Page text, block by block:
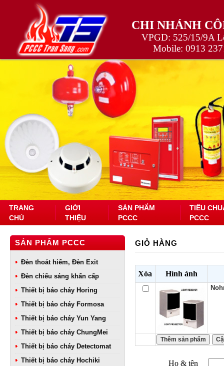
CHI NHÁNH
VPGD: 525/15/9A
Mobile: 0913
TRANG
CHỦ
GIỚI
THIỆU
SẢN PHẨM
PCCC
TIÊU
PCCC
SẢN PHẨM PCCC
Đèn thoát hiểm, Đèn Exit
Đèn chiếu sáng khẩn cấp
Thiết bị báo cháy Horing
Thiết bị báo cháy Formosa
Thiết bị báo cháy Yun Yang
Thiết bị báo cháy ChungMei
Thiết bị báo cháy Detectomat
Thiết bị báo cháy Hochiki
GIỎ HÀNG
Xóa Hình ảnh
Họ & tên